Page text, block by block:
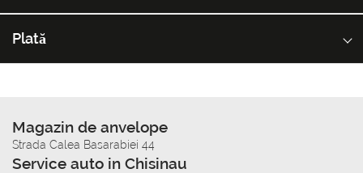
Plată
Magazin de anvelope
Strada Calea Basarabiei 44
Service auto in Chisinau